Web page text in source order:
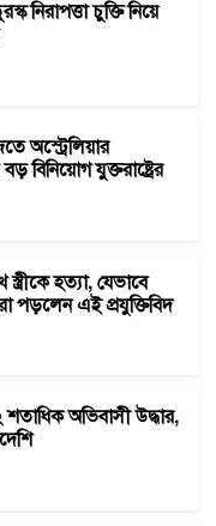
নিরাপত্তা চুক্তি নিয়ে
অস্ট্রেলিয়ার
বিনিয়োগ যুক্তরাষ্ট্রের
হত্যা, যেভাবে
পড়লেন এই প্রযুক্তিবিদ
অভিবাসী উদ্ধার,